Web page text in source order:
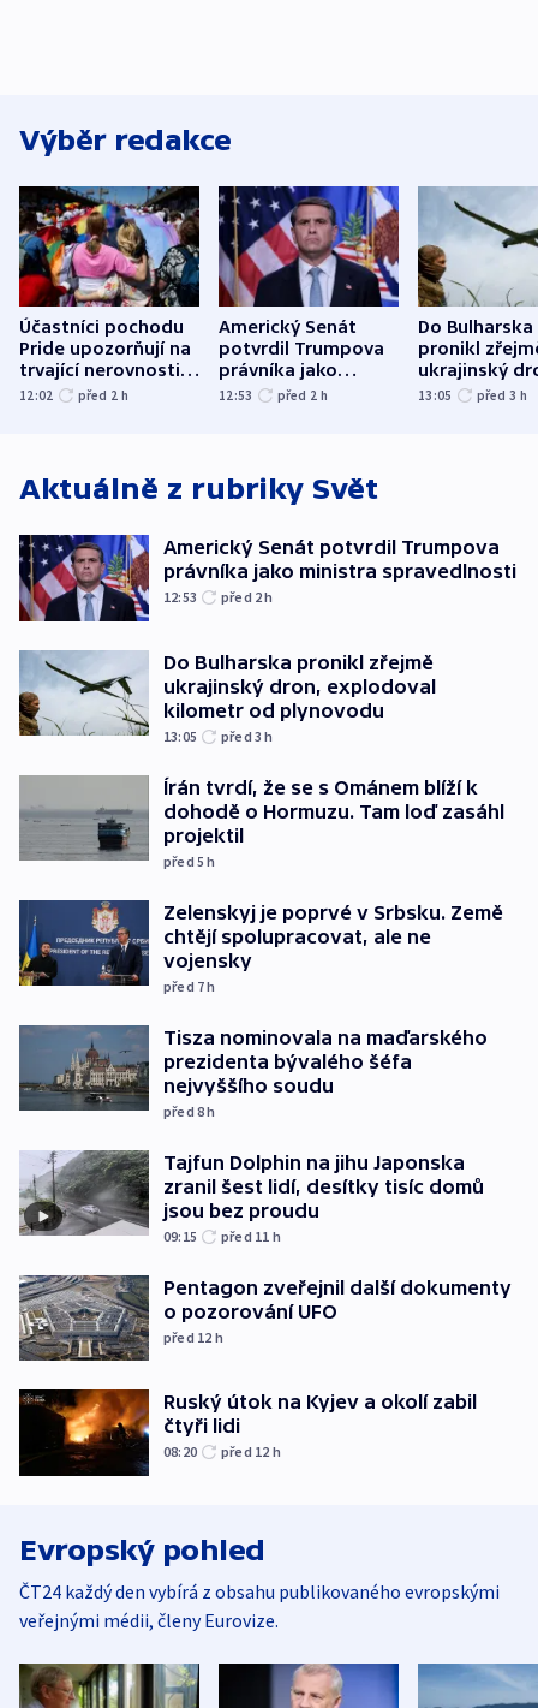
Výběr redakce
Účastníci pochodu
Pride upozorňují na
trvající nerovnosti i
společenskou
12:02 před 2 h
Americký Senát
potvrdil Trumpova
právníka jako
ministra
12:53 před 2 h
Do Bulharska
pronikl
ukrajinský
explodoval
13:05 před 3 h
Aktuálně z rubriky Svět
Americký Senát potvrdil Trumpova
právníka jako ministra spravedlnosti
12:53 před 2h
Do Bulharska pronikl zřejmě
ukrajinský dron, explodoval
kilometr od plynovodu
13:05 před 3h
Írán tvrdí, že se s Ománem blíží k
dohodě o Hormuzu. Tam loď zasáhl
projektil
před 5h
Zelenskyj je poprvé v Srbsku. Země
chtějí spolupracovat, ale ne
vojensky
před 7h
Tisza nominovala na maďarského
prezidenta bývalého šéfa
nejvyššího soudu
před 8h
Tajfun Dolphin na jihu Japonska
zranil šest lidí, desítky tisíc domů
jsou bez proudu
09:15 před 11 h
Pentagon zveřejnil další dokumenty
o pozorování UFO
před 12 h
Ruský útok na Kyjev a okolí zabil
čtyři lidi
08:20 před 12 h
Evropský pohled
ČT24 každý den vybírá z obsahu publikovaného evropskými
veřejnými médii, členy Eurovize.